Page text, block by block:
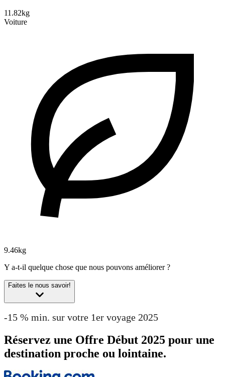
11.82kg
Voiture
9.46kg
Y a-t-il quelque chose que nous pouvons améliorer ?
Faites le nous savoir!
-15 % min. sur votre 1er voyage 2025
Réservez une Offre Début 2025 pour une
destination proche ou lointaine.